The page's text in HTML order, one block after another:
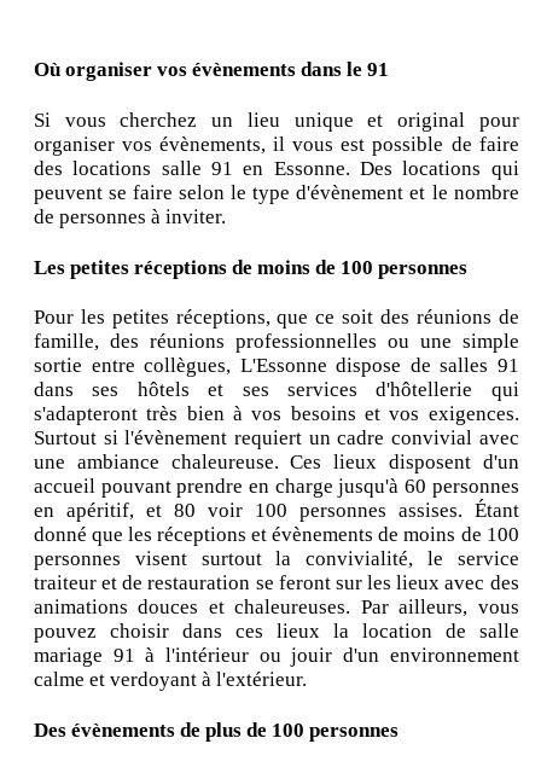
Où organiser vos évènements dans le 91
Si vous cherchez un lieu unique et original pour
organiser vos évènements, il vous est possible de faire
des locations salle 91 en Essonne. Des locations qui
peuvent se faire selon le type d'évènement et le nombre
de personnes à inviter.
Les petites réceptions de moins de 100 personnes
Pour les petites réceptions, que ce soit des réunions de
famille, des réunions professionnelles ou une simple
sortie entre collègues, L'Essonne dispose de salles 91
dans ses hôtels et ses services d'hôtellerie qui
s'adapteront très bien à vos besoins et vos exigences.
Surtout si l'évènement requiert un cadre convivial avec
une ambiance chaleureuse. Ces lieux disposent d'un
accueil pouvant prendre en charge jusqu'à 60 personnes
en apéritif, et 80 voir 100 personnes assises. Étant
donné que les réceptions et évènements de moins de 100
personnes visent surtout la convivialité, le service
traiteur et de restauration se feront sur les lieux avec des
animations douces et chaleureuses. Par ailleurs, vous
pouvez choisir dans ces lieux la location de salle
mariage 91 à l'intérieur ou jouir d'un environnement
calme et verdoyant à l'extérieur.
Des évènements de plus de 100 personnes